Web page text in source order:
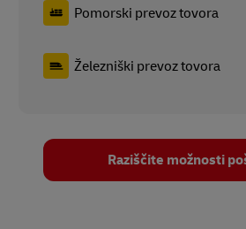
Pomorski prevoz tovora
Železniški prevoz tovora
Raziščite možnosti